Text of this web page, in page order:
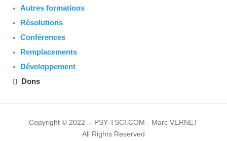
Autres formations
Résolutions
Conférences
Remplacements
Développement
Dons
Copyright © 2022 -- PSY-TSCI.COM - Marc VERNET
All Rights Reserved